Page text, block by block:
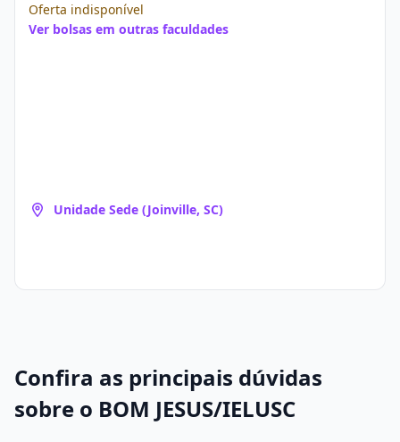
Oferta indisponível
Ver bolsas em outras faculdades
Unidade Sede (Joinville, SC)
Confira as principais dúvidas
sobre o BOM JESUS/IELUSC